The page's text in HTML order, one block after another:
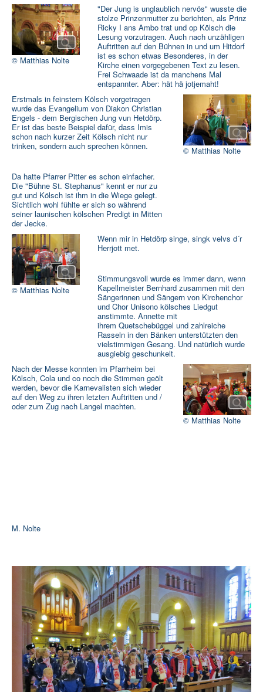
© Matthias Nolte
"Der Jung is unglaublich nervös" wusste die
stolze Prinzenmutter zu berichten, als Prinz
Ricky I ans Ambo trat und op Kölsch die
Lesung vorzutragen. Auch nach unzähligen
Auftritten auf den Bühnen in und um Hitdorf
ist es schon etwas Besonderes, in der
Kirche einen vorgegebenen Text zu lesen.
Frei Schwaade ist da manchens Mal
entspannter. Aber: hät hä jotjemaht!
Erstmals in feinstem Kölsch vorgetragen
wurde das Evangelium von Diakon Christian
Engels - dem Bergischen Jung vun Hetdörp.
Er ist das beste Beispiel dafür, dass Imis
schon nach kurzer Zeit Kölsch nicht nur
trinken, sondern auch sprechen können.
Da hatte Pfarrer Pitter es schon einfacher.
Die "Bühne St. Stephanus" kennt er nur zu
gut und Kölsch ist ihm in die Wiege gelegt.
Sichtlich wohl fühlte er sich so während
seiner launischen kölschen Predigt in Mitten
der Jecke.
© Matthias Nolte
© Matthias Nolte
Wenn mir in Hetdörp singe, singk velvs d´r
Herrjott met.
Stimmungsvoll wurde es immer dann, wenn
Kapellmeister Bernhard zusammen mit den
Sängerinnen und Sängern von Kirchenchor
und Chor Unisono kölsches Liedgut
anstimmte. Annette mit
ihrem Quetschebüggel und zahlreiche
Rasseln in den Bänken unterstützten den
vielstimmigen Gesang. Und natürlich wurde
ausgiebig geschunkelt.
Nach der Messe konnten im Pfarrheim bei
Kölsch, Cola und co noch die Stimmen geölt
werden, bevor die Karnevalisten sich wieder
auf den Weg zu ihren letzten Auftritten und /
oder zum Zug nach Langel machten.
M. Nolte
© Matthias Nolte